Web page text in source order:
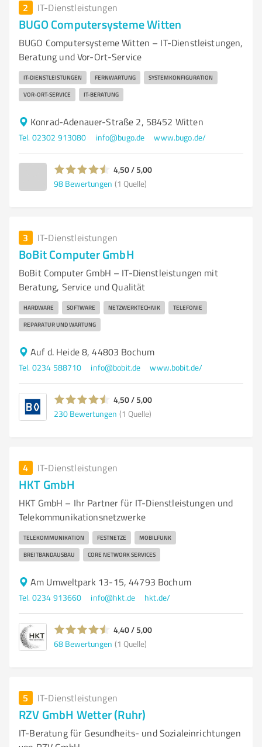
2 IT-Dienstleistungen
BUGO Computersysteme Witten
BUGO Computersysteme Witten – IT-Dienstleistungen,
Beratung und Vor-Ort-Service
IT-DIENSTLEISTUNGEN FERNWARTUNG SYSTEMKONFIGURATION
VOR-ORT-SERVICE IT-BERATUNG
Konrad-Adenauer-Straße 2, 58452 Witten
Tel. 02302 913080 info@bugo.de www.bugo.de/
4,50 / 5,00
98 Bewertungen (1 Quelle)
3 IT-Dienstleistungen
BoBit Computer GmbH
BoBit Computer GmbH – IT-Dienstleistungen mit
Beratung, Service und Qualität
HARDWARE SOFTWARE NETZWERKTECHNIK TELEFONIE
REPARATUR UND WARTUNG
Auf d. Heide 8, 44803 Bochum
Tel. 0234 588710 info@bobit.de www.bobit.de/
4,50 / 5,00
230 Bewertungen (1 Quelle)
4 IT-Dienstleistungen
HKT GmbH
HKT GmbH – Ihr Partner für IT-Dienstleistungen und
Telekommunikationsnetzwerke
TELEKOMMUNIKATION FESTNETZE MOBILFUNK
BREITBANDAUSBAU CORE NETWORK SERVICES
Am Umweltpark 13-15, 44793 Bochum
Tel. 0234 913660 info@hkt.de hkt.de/
4,40 / 5,00
68 Bewertungen (1 Quelle)
5 IT-Dienstleistungen
RZV GmbH Wetter (Ruhr)
IT-Beratung für Gesundheits- und Sozialeinrichtungen